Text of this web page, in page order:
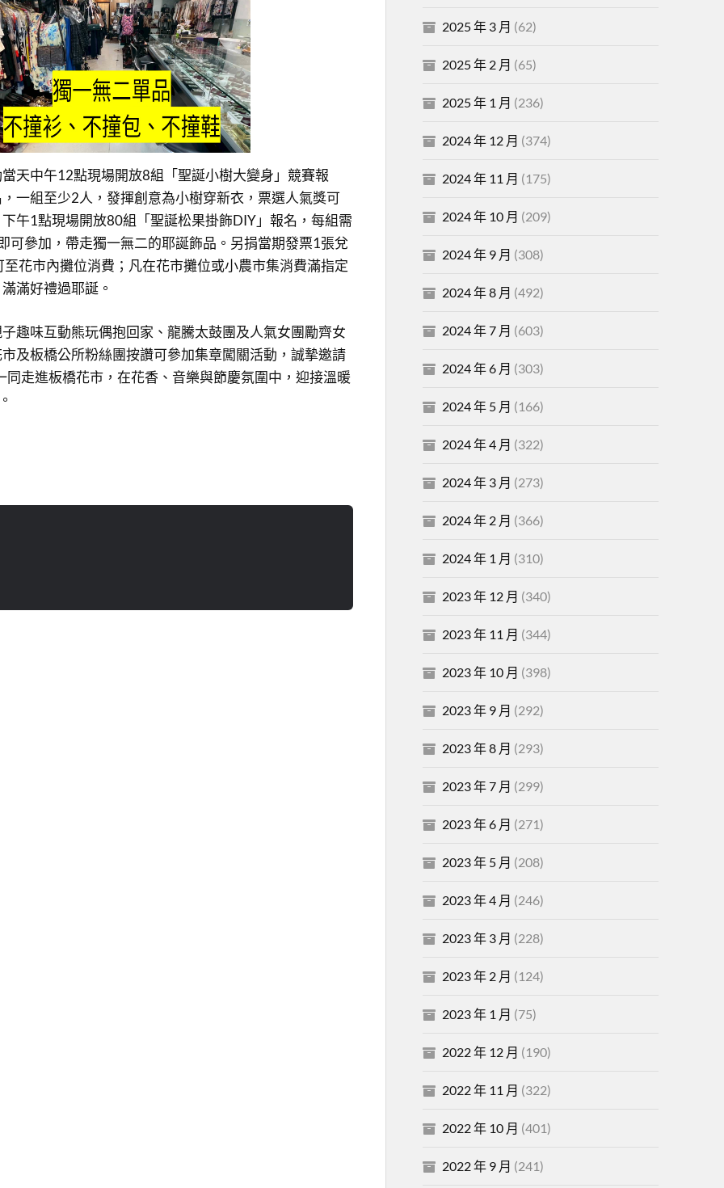
天中午12點現場開放8組「聖誕小樹大變身」競賽報
一組至少2人，發揮創意為小樹穿新衣，票選人氣獎可
午1點現場開放80組「聖誕松果掛飾DIY」報名，每組需
可參加，帶走獨一無二的耶誕飾品。另捐當期發票1張兌
花市內攤位消費；凡在花市攤位或小農市集消費滿指定
滿好禮過耶誕。
趣味互動熊玩偶抱回家、龍騰太鼓團及人氣女團勵齊女
及板橋公所粉絲團按讚可參加集章闖關活動，誠摯邀請
走進板橋花市，在花香、音樂與節慶氛圍中，迎接溫暖
2025 年 3 月 (62)
2025 年 2 月 (65)
2025 年 1 月 (236)
2024 年 12 月 (374)
2024 年 11 月 (175)
2024 年 10 月 (209)
2024 年 9 月 (308)
2024 年 8 月 (492)
2024 年 7 月 (603)
2024 年 6 月 (303)
2024 年 5 月 (166)
2024 年 4 月 (322)
2024 年 3 月 (273)
2024 年 2 月 (366)
2024 年 1 月 (310)
2023 年 12 月 (340)
2023 年 11 月 (344)
2023 年 10 月 (398)
2023 年 9 月 (292)
2023 年 8 月 (293)
2023 年 7 月 (299)
2023 年 6 月 (271)
2023 年 5 月 (208)
2023 年 4 月 (246)
2023 年 3 月 (228)
2023 年 2 月 (124)
2023 年 1 月 (75)
2022 年 12 月 (190)
2022 年 11 月 (322)
2022 年 10 月 (401)
2022 年 9 月 (241)